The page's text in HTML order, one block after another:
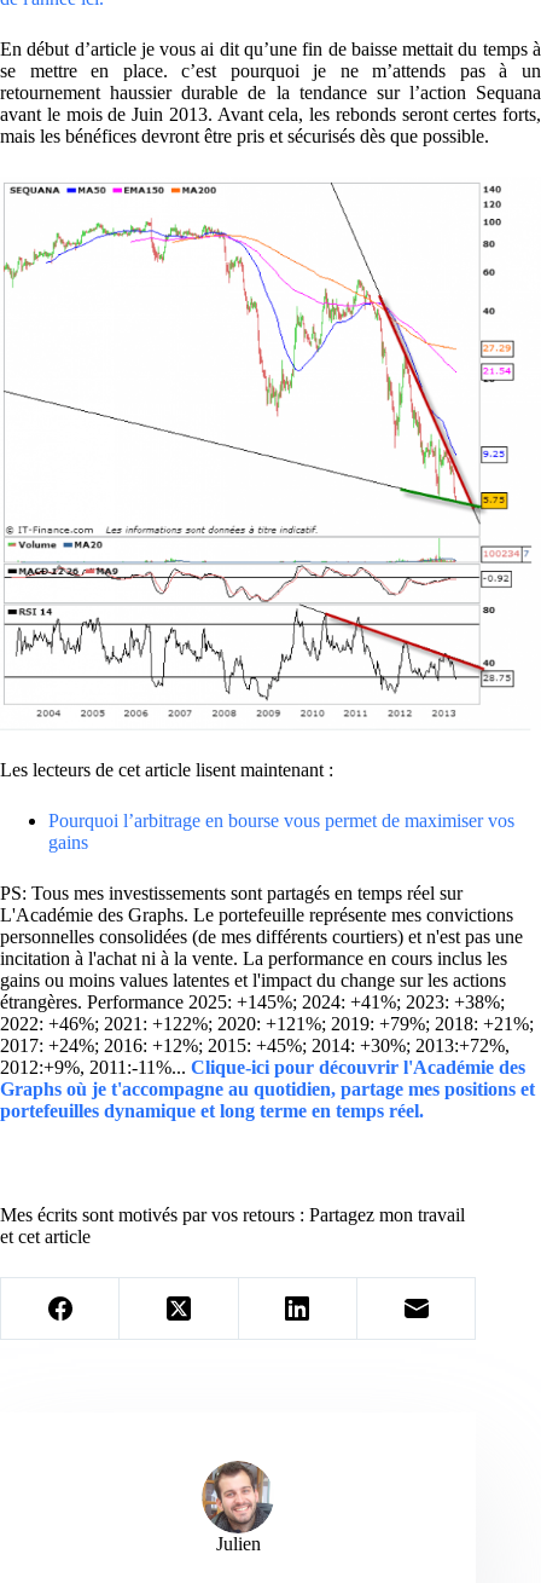
En début d’article je vous ai dit qu’une fin de baisse mettait du temps à
se mettre en place. c’est pourquoi je ne m’attends pas à un
retournement haussier durable de la tendance sur l’action Sequana
avant le mois de Juin 2013. Avant cela, les rebonds seront certes forts,
mais les bénéfices devront être pris et sécurisés dès que possible.
Les lecteurs de cet article lisent maintenant :
Pourquoi l’arbitrage en bourse vous permet de maximiser vos
gains
PS: Tous mes investissements sont partagés en temps réel sur
L'Académie des Graphs. Le portefeuille représente mes convictions
personnelles consolidées (de mes différents courtiers) et n'est pas une
incitation à l'achat ni à la vente. La performance en cours inclus les
gains ou moins values latentes et l'impact du change sur les actions
étrangères. Performance 2025: +145%; 2024: +41%; 2023: +38%;
2022: +46%; 2021: +122%; 2020: +121%; 2019: +79%; 2018: +21%;
2017: +24%; 2016: +12%; 2015: +45%; 2014: +30%; 2013:+72%,
2012:+9%, 2011:-11%... Clique-ici pour découvrir l'Académie des
Graphs où je t'accompagne au quotidien, partage mes positions et
portefeuilles dynamique et long terme en temps réel.
Mes écrits sont motivés par vos retours : Partagez mon travail
et cet article
Julien